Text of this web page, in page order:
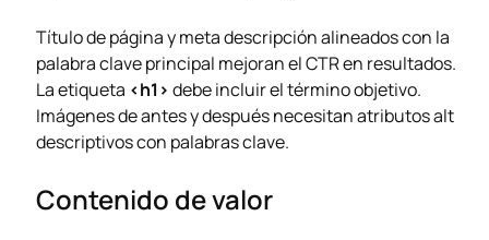
Título de página y meta descripción alineados con la
palabra clave principal mejoran el CTR en resultados.
La etiqueta <h1> debe incluir el término objetivo.
Imágenes de antes y después necesitan atributos alt
descriptivos con palabras clave.
Contenido de valor